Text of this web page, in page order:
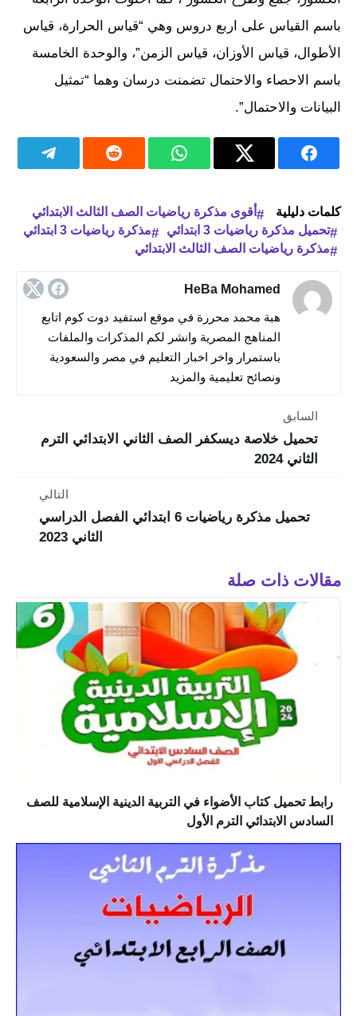
باسم القياس على اربع دروس وهي “قياس الحرارة، قياس
الأطوال، قياس الأوزان، قياس الزمن”، والوحدة الخامسة
باسم الاحصاء والاحتمال تضمنت درسان وهما “تمثيل
البيانات والاحتمال”.
كلمات دليلية
أقوى مذكرة رياضيات الصف الثالث الابتدائي
تحميل مذكرة رياضيات 3 ابتدائي
مذكرة رياضيات 3 ابتدائي
مذكرة رياضيات الصف الثالث الابتدائي
HeBa Mohamed
هبة محمد محررة في موقع استفيد دوت كوم اتابع
المناهج المصرية وانشر لكم المذكرات والملفات
باستمرار واخر اخبار التعليم في مصر والسعودية
ونصائح تعليمية والمزيد
السابق
تحميل خلاصة ديسكفر الصف الثاني الابتدائي الترم
الثاني 2024
التالي
تحميل مذكرة رياضيات 6 ابتدائي الفصل الدراسي
الثاني 2023
مقالات ذات صلة
رابط تحميل كتاب الأضواء في التربية الدينية الإسلامية للصف
السادس الابتدائي الترم الأول